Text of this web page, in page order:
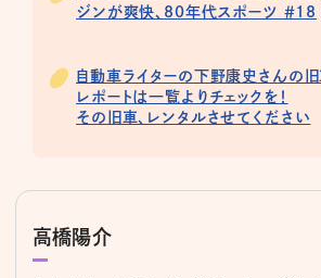
ジンが爽快、80年代スポーツ ＃18
自動車ライターの下野康史さんの
レポートは一覧よりチェックを！
その旧車、レンタルさせてください
高橋陽介